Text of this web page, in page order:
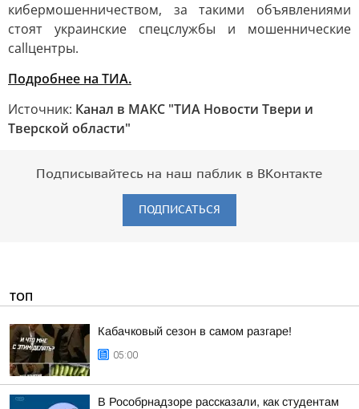
кибермошенничеством, за такими объявлениями
стоят украинские спецслужбы и мошеннические
callцентры.
Подробнее на ТИА.
Источник: Канал в МАКС "ТИА Новости Твери и
Тверской области"
Подписывайтесь на наш паблик в ВКонтакте
ПОДПИСАТЬСЯ
ТОП
Кабачковый сезон в самом разгаре!
05:00
В Рособрнадзоре рассказали, как студентам